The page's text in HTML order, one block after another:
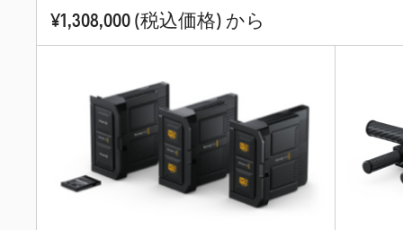
¥1,308,000(税込価格) から